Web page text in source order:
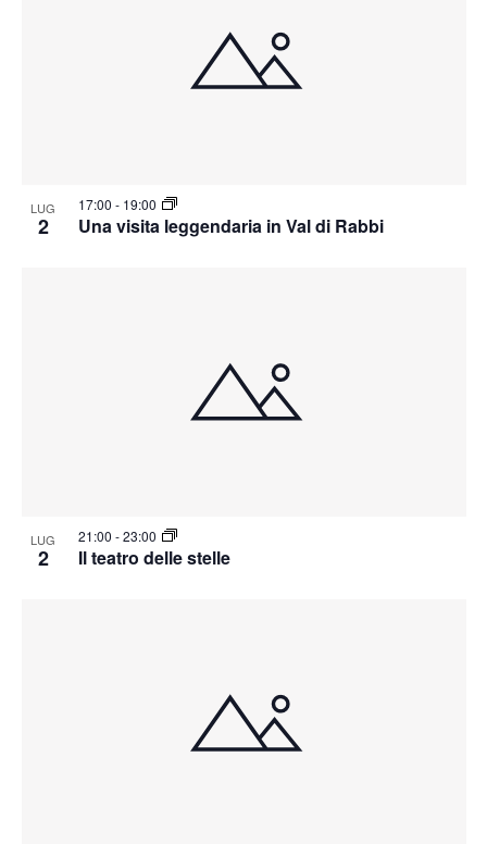
LUG
2 Una visita leggendaria in Val di Rabbi
17:00 - 19:00
LUG
2 Il teatro delle stelle
21:00 -23:00